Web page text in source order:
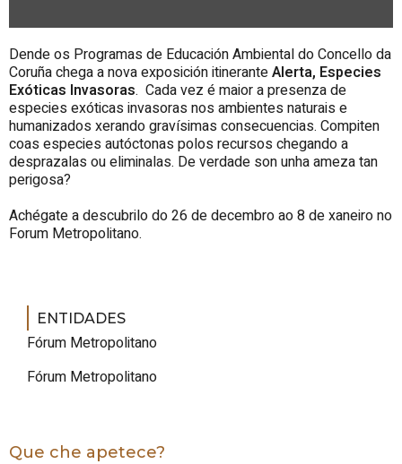
Dende os Programas de Educación Ambiental do Concello da
Coruña chega a nova exposición itineranteAlerta, Especies
Exóticas Invasoras. Cada vez é maior a presenza de
especies exóticas invasoras nos ambientes naturais e
humanizados xerando gravísimas consecuencias. Compiten
coas especies autóctonas polos recursos chegando a
desprazalas ou eliminalas. De verdade son unha ameza tan
perigosa?
Achégate a descubrilo do 26 de decembro ao 8 de xaneiro no
Forum Metropolitano.
ENTIDADES
Fórum Metropolitano
Fórum Metropolitano
Que che apetece?